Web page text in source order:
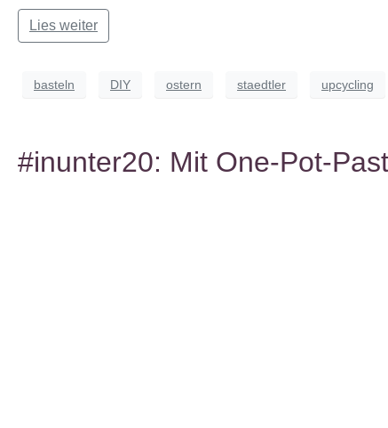
Lies weiter
basteln DIY ostern staedtler upcycling
#inunter20: Mit One-Pot-